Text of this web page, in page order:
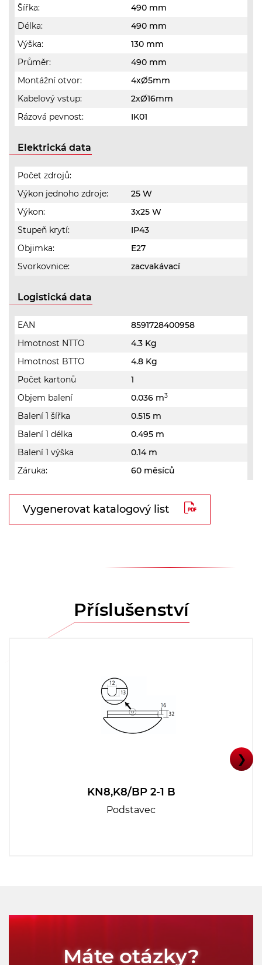
Šířka:
490 mm
Délka:
490 mm
Výška:
130 mm
Průměr:
490 mm
Montážní otvor:
4xØ5mm
Kabelový vstup:
2xØ16mm
Rázová pevnost:
IK01
Elektrická data
Počet zdrojů:
Výkon jednoho zdroje:
25 W
Výkon:
3x25 W
Stupeň krytí:
IP43
Objimka:
E27
Svorkovnice:
zacvakávací
Logistická data
EAN
8591728400958
Hmotnost NTTO
4.3 Kg
Hmotnost BTTO
4.8 Kg
Počet kartonů
1
Objem balení
0.036 m3
Balení 1 šířka
0.515 m
Balení 1 délka
0.495 m
Balení 1 výška
0.14 m
Záruka:
60 měsíců
Vygenerovat katalogový list
Příslušenství
KN8,K8/BP 2-1 B
Podstavec
❯
Máte otázky?